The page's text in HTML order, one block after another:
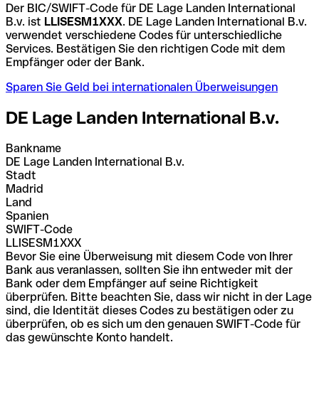
Der BIC/SWIFT-Code für DE Lage Landen International
B.v. ist LLISESM1XXX. DE Lage Landen International B.v.
verwendet verschiedene Codes für unterschiedliche
Services. Bestätigen Sie den richtigen Code mit dem
Empfänger oder der Bank.
Sparen Sie Geld bei internationalen Überweisungen
DE Lage Landen International B.v.
Bankname
DE Lage Landen International B.v.
Stadt
Madrid
Land
Spanien
SWIFT-Code
LLISESM1XXX
Bevor Sie eine Überweisung mit diesem Code von Ihrer
Bank aus veranlassen, sollten Sie ihn entweder mit der
Bank oder dem Empfänger auf seine Richtigkeit
überprüfen. Bitte beachten Sie, dass wir nicht in der Lage
sind, die Identität dieses Codes zu bestätigen oder zu
überprüfen, ob es sich um den genauen SWIFT-Code für
das gewünschte Konto handelt.